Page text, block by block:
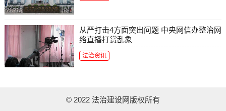
从严打击4方面突出问题 中央网信办整治网
络直播打赏乱象
法治资讯
© 2022 法治建设网版权所有